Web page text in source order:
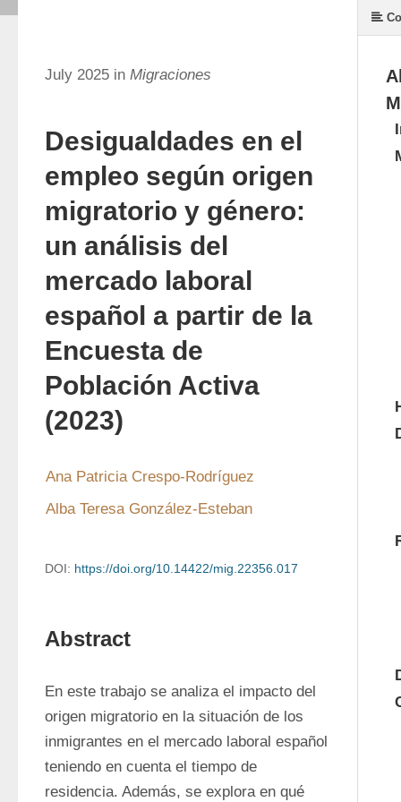
July 2025 in Migraciones
Desigualdades en el
empleo según origen
migratorio y género:
un análisis del
mercado laboral
español a partir de la
Encuesta de
Población Activa
(2023)
Ana Patricia Crespo-Rodríguez
Alba Teresa González-Esteban
DOI: https://doi.org/10.14422/mig.22356.017
Abstract
En este trabajo se analiza el impacto del
origen migratorio en la situación de los
inmigrantes en el mercado laboral español
teniendo en cuenta el tiempo de
residencia. Además, se explora en qué